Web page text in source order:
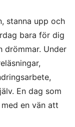
stanna upp och
bara för dig
drömmar. Under
En dag som
en vän att